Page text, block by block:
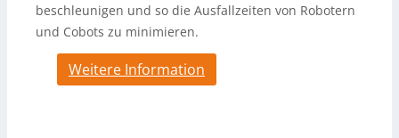
beschleunigen und so die Ausfallzeiten von Robotern
und Cobots zu minimieren.
Weitere Information